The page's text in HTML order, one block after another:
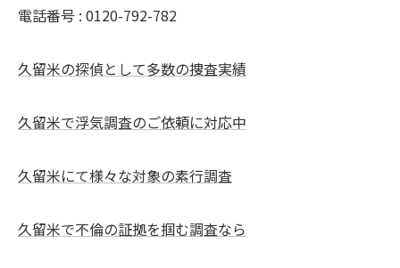
電話番号 : 0120-792-782
久留米の探偵として多数の捜査実績
久留米で浮気調査のご依頼に対応中
久留米にて様々な対象の素行調査
久留米で不倫の証拠を掴む調査なら